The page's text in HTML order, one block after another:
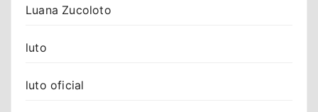
Luana Zucoloto
luto
luto oficial